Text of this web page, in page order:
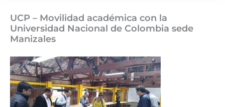
UCP – Movilidad académica con la
Universidad Nacional de Colombia sede
Manizales